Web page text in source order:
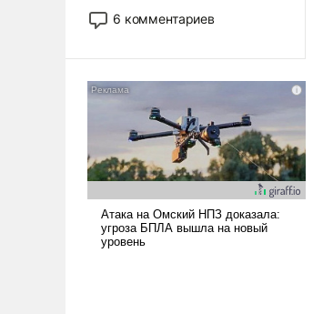
США потребуется более трех
лет. Даже небольшая война с
Сложившаяся ситуация
означает многолетний период
уязвимости США, например,
перед Китаем.
6 комментариев